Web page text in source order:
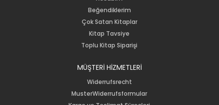
Beğendiklerim
Çok Satan Kitaplar
Kitap Tavsiye
Toplu Kitap Siparişi
MÜŞTERİ HİZMETLERİ
Widerrufsrecht
MusterWiderrufsformular